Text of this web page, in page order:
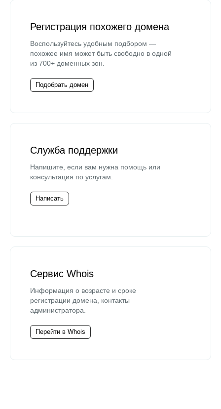
Регистрация похожего домена
Воспользуйтесь удобным подбором —
похожее имя может быть свободно в одной
из 700+ доменных зон.
Подобрать домен
Служба поддержки
Напишите, если вам нужна помощь или
консультация по услугам.
Написать
Сервис Whois
Информация о возрасте и сроке
регистрации домена, контакты
администратора.
Перейти в Whois